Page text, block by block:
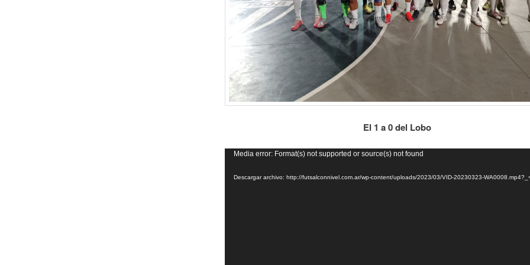
El 1 a 0 del Lobo
Reproductor
vídeo
Media error: Format(s) not supported or source(s) not found
Descargar archivo: http://futsalconnivel.com.ar/wp-content/uploads/2023/03/VID-20230323-